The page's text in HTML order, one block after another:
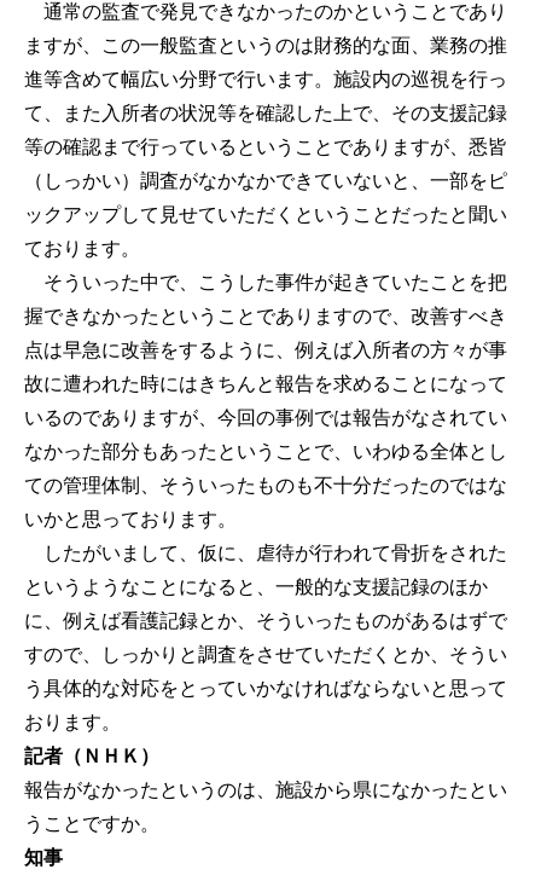
通常の監査で発見できなかったのかということであり
ますが、この一般監査というのは財務的な面、業務の推
進等含めて幅広い分野で行います。施設内の巡視を行っ
て、また入所者の状況等を確認した上で、その支援記録
等の確認まで行っているということでありますが、悉皆
（しっかい）調査がなかなかできていないと、一部をピ
ックアップして見せていただくということだったと聞い
ております。
そういった中で、こうした事件が起きていたことを把
握できなかったということでありますので、改善すべき
点は早急に改善をするように、例えば入所者の方々が事
故に遭われた時にはきちんと報告を求めることになって
いるのでありますが、今回の事例では報告がなされてい
なかった部分もあったということで、いわゆる全体とし
ての管理体制、そういったものも不十分だったのではな
いかと思っております。
したがいまして、仮に、虐待が行われて骨折をされた
というようなことになると、一般的な支援記録のほか
に、例えば看護記録とか、そういったものがあるはずで
すので、しっかりと調査をさせていただくとか、そうい
う具体的な対応をとっていかなければならないと思って
おります。
記者（ＮＨＫ）
報告がなかったというのは、施設から県になかったとい
うことですか。
知事